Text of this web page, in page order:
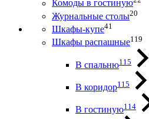
Комоды в гостиную
Журнальные столы20
Шкафы-купе41
Шкафы распашные119
В спальню115
В коридор115
В гостиную114